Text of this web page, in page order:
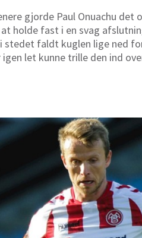
gjorde Paul Onuachu det
holde fast i en svag
stedet faldt kuglen lige ned
igen let kunne trille den ind